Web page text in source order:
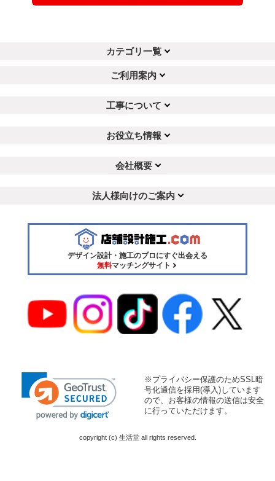
カテゴリ一覧
ご利用案内
工事について
お役立ち情報
会社概要
法人様向けのご案内
デザイン設計・施工のプロにすぐ出会える
無料マッチングサイト
※プライバシー保護のためSSL暗
号化通信を採用(導入)しています
ので、お客様の情報の送信は安全
に行っていただけます。
copyright (c) 生活堂 all rights reserved.